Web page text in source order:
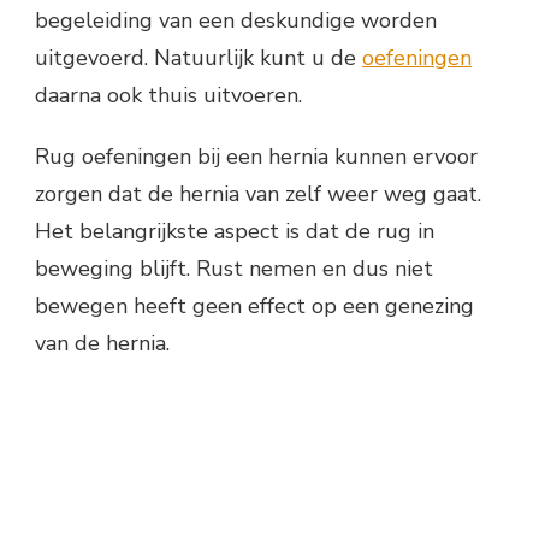
begeleiding van een deskundige worden
uitgevoerd. Natuurlijk kunt u de oefeningen
daarna ook thuis uitvoeren.
Rug oefeningen bij een hernia kunnen ervoor
zorgen dat de hernia van zelf weer weg gaat.
Het belangrijkste aspect is dat de rug in
beweging blijft. Rust nemen en dus niet
bewegen heeft geen effect op een genezing
van de hernia.